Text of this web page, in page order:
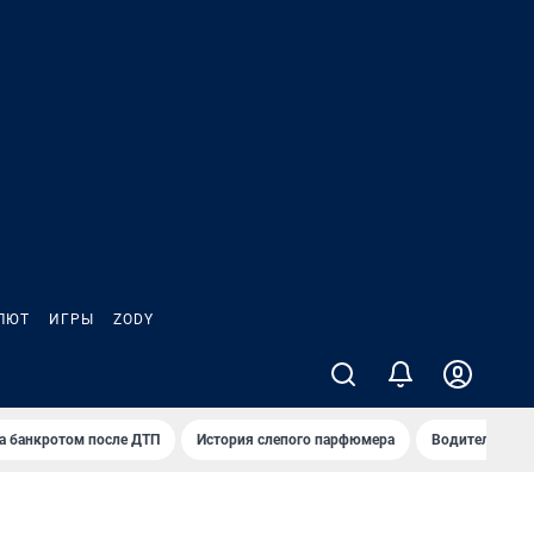
ИГРЫ ZODY
банкротом после ДТП История слепого парфюмера Водители